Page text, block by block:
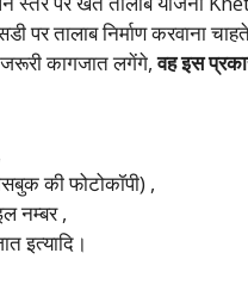
पर तालाब निर्माण
कागजात लगेंगे,वह इस
की फोटोकॉपी) ,
नम्बर ,
इत्यादि।